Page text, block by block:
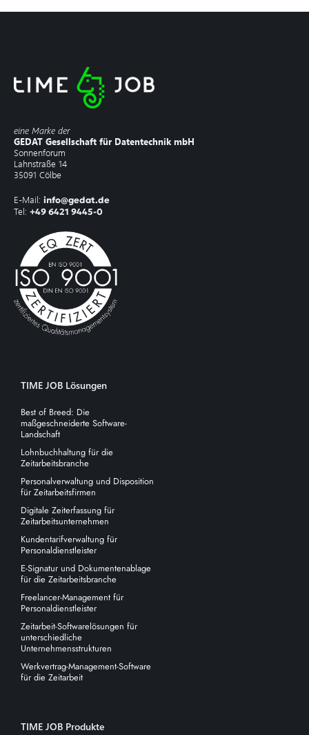
eine Marke der
GEDAT Gesellschaft für Datentechnik mbH
Sonnenforum
Lahnstraße 14
35091 Cölbe
E-Mail: info@gedat.de
Tel: +49 6421 9445-0
TIME JOB Lösungen
Best of Breed: Die
maßgeschneiderte Software-
Landschaft
Lohnbuchhaltung für die
Zeitarbeitsbranche
Personalverwaltung und Disposition
für Zeitarbeitsfirmen
Digitale Zeiterfassung für
Zeitarbeitsunternehmen
Kundentarifverwaltung für
Personaldienstleister
E-Signatur und Dokumentenablage
für die Zeitarbeitsbranche
Freelancer-Management für
Personaldienstleister
Zeitarbeit-Softwarelösungen für
unterschiedliche
Unternehmensstrukturen
Werkvertrag-Management-Software
für die Zeitarbeit
TIME JOB Produkte